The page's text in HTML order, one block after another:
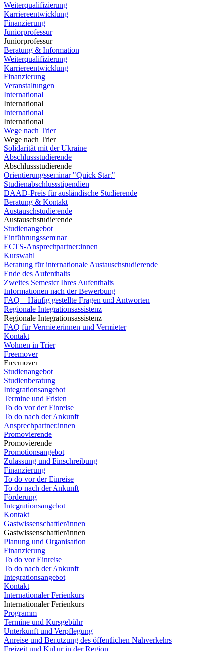
Weiterqualifizierung
Karriereentwicklung
Finanzierung
Juniorprofessur
Juniorprofessur
Beratung & Information
Weiterqualifizierung
Karriereentwicklung
Finanzierung
Veranstaltungen
International
International
International
International
Wege nach Trier
Wege nach Trier
Solidarität mit der Ukraine
Abschlussstudierende
Abschlussstudierende
Orientierungsseminar "Quick Start"
Studienabschlussstipendien
DAAD-Preis für ausländische Studierende
Beratung & Kontakt
Austauschstudierende
Austauschstudierende
Studienangebot
Einführungsseminar
ECTS-Ansprechpartner:innen
Kurswahl
Beratung für internationale Austauschstudierende
Ende des Aufenthalts
Zweites Semester Ihres Aufenthalts
Informationen nach der Bewerbung
FAQ – Häufig gestellte Fragen und Antworten
Regionale Integrationsassistenz
Regionale Integrationsassistenz
FAQ für Vermieterinnen und Vermieter
Kontakt
Wohnen in Trier
Freemover
Freemover
Studienangebot
Studienberatung
Integrationsangebot
Termine und Fristen
To do vor der Einreise
To do nach der Ankunft
Ansprechpartner:innen
Promovierende
Promovierende
Promotionsangebot
Zulassung und Einschreibung
Finanzierung
To do vor der Einreise
To do nach der Ankunft
Förderung
Integrationsangebot
Kontakt
Gastwissenschaftler/innen
Gastwissenschaftler/innen
Planung und Organisation
Finanzierung
To do vor Einreise
To do nach der Ankunft
Integrationsangebot
Kontakt
Internationaler Ferienkurs
Internationaler Ferienkurs
Programm
Termine und Kursgebühr
Unterkunft und Verpflegung
Anreise und Benutzung des öffentlichen Nahverkehrs
Freizeit und Kultur in der Region